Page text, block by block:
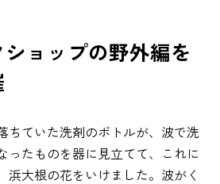
ョップの野外編を
ちていた洗剤のボトルが、波で洗
ったものを器に見立てて、これに
浜大根の花をいけました。波がく